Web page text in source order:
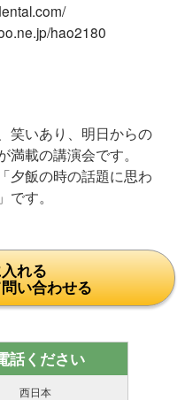
hao2180
笑いあり、明日からの
載の講演会です。
夕飯の時の話題に思わ
す。
れる
い合わせる
話ください
西日本